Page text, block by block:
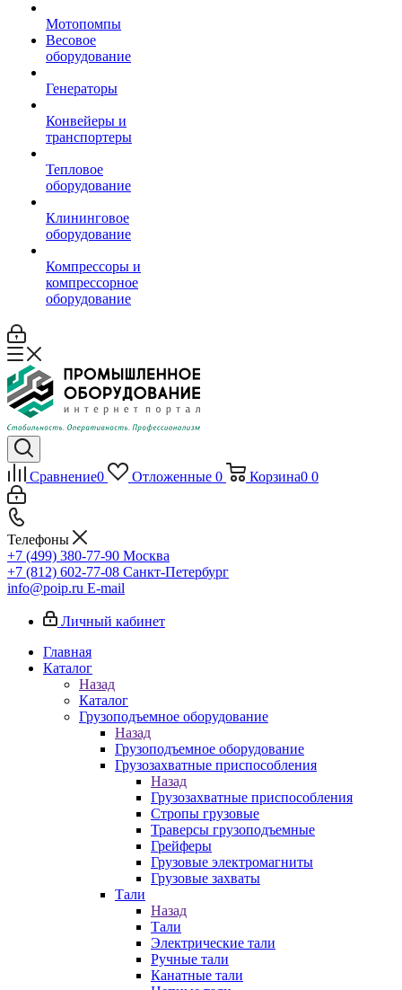
Мотопомпы
Весовое
оборудование
Генераторы
Конвейеры и
транспортеры
Тепловое
оборудование
Клининговое
оборудование
Компрессоры и
компрессорное
оборудование
Сравнение0 Отложенные 0 Корзина0 0
Телефоны
+7 (499) 380-77-90 Москва
+7 (812) 602-77-08 Санкт-Петербург
info@poip.ru E-mail
Личный кабинет
Главная
Каталог
Назад
Каталог
Грузоподъемное оборудование
Назад
Грузоподъемное оборудование
Грузозахватные приспособления
Назад
Грузозахватные приспособления
Стропы грузовые
Траверсы грузоподъемные
Грейферы
Грузовые электромагниты
Грузовые захваты
Тали
Назад
Тали
Электрические тали
Ручные тали
Канатные тали